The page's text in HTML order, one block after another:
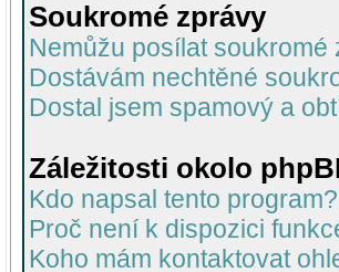
Soukromé zprávy
Nemůžu posílat soukromé
Dostávám nechtěné
Dostal jsem spamový a
Záležitosti okolo
Kdo napsal tento program?
Proč není k dispozici
Koho mám kontaktovat